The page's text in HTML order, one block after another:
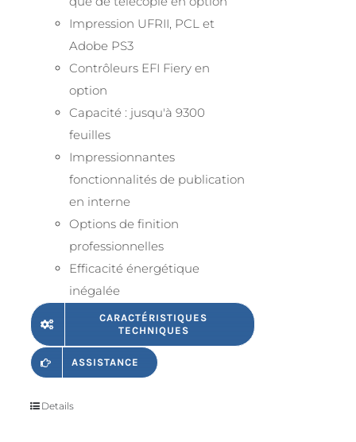
Impression UFRII, PCL et
Adobe PS3
Contrôleurs EFI Fiery en
option
Capacité : jusqu'à 9300
feuilles
Impressionnantes
fonctionnalités de publication
en interne
Options de finition
professionnelles
Efficacité énergétique
inégalée
CARACTÉRISTIQUES
TECHNIQUES
ASSISTANCE
Details